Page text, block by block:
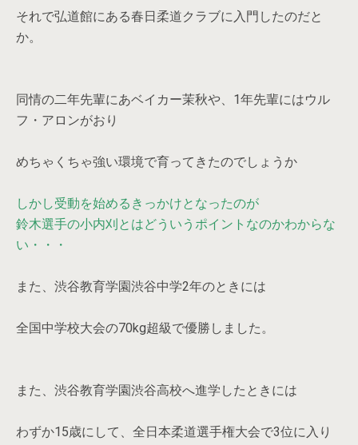
それで弘道館にある春日柔道クラブに入門したのだと
か。
同情の二年先輩にあベイカー茉秋や、1年先輩にはウル
フ・アロンがおり
めちゃくちゃ強い環境で育ってきたのでしょうか
しかし受動を始めるきっかけとなったのが
鈴木選手の小内刈とはどういうポイントなのかわからな
い・・・
また、渋谷教育学園渋谷中学2年のときには
全国中学校大会の70kg超級で優勝しました。
また、渋谷教育学園渋谷高校へ進学したときには
わずか15歳にして、全日本柔道選手権大会で3位に入り